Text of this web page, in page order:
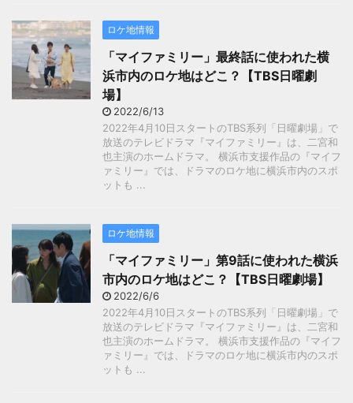
ロケ地情報
「マイファミリー」最終話に使われた横
浜市内のロケ地はどこ？【TBS日曜劇
場】
2022/6/13
2022年4月10日スタートのTBS系列「日曜劇場」で
放送のテレビドラマ『マイファミリー』は、二宮和
也主演のホームドラマ。 横浜市支援作品の『マイフ
ァミリー』では、ドラマのロケ地に横浜市内のスポ
ットも ...
ロケ地情報
「マイファミリー」第9話に使われた横浜
市内のロケ地はどこ？【TBS日曜劇場】
2022/6/6
2022年4月10日スタートのTBS系列「日曜劇場」で
放送のテレビドラマ『マイファミリー』は、二宮和
也主演のホームドラマ。 横浜市支援作品の『マイフ
ァミリー』では、ドラマのロケ地に横浜市内のスポ
ットも ...